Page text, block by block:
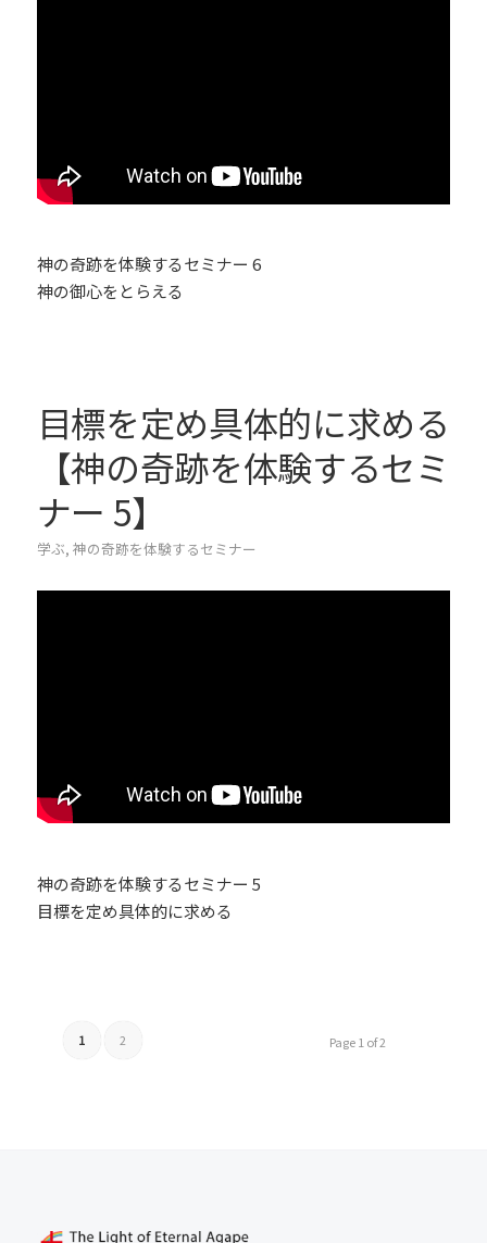
神の奇跡を体験するセミナー 6
神の御心をとらえる
目標を定め具体的に求める
【神の奇跡を体験するセミ
ナー 5】
学ぶ, 神の奇跡を体験するセミナー
神の奇跡を体験するセミナー 5
目標を定め具体的に求める
Page 1 of 2
1 2